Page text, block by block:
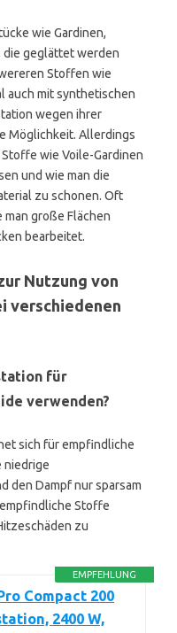
wie Gardinen,
die geglättet werden
Stoffen wie
auch mit synthetischen
wegen ihrer
Möglichkeit. Allerdings
wie Voile-Gardinen
und wie man die
zu schonen. Oft
große Flächen
bearbeitet.
Nutzung von
verschiedenen
für
verwenden?
sich für empfindliche
niedrige
den Dampf nur sparsam
Stoffe
zu
EMPFEHLUNG
Compact 200
2400 W,